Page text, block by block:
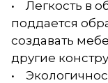
• Легкость в
поддается
создавать
другие
•